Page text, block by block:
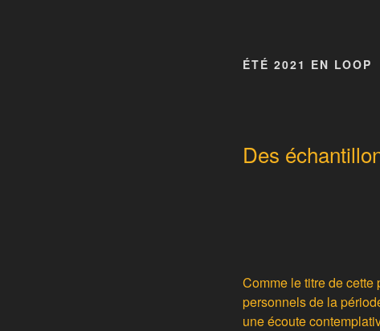
ÉTÉ 2021 EN LOOP
Des
Comme le titre de cette
personnels de la
une écoute